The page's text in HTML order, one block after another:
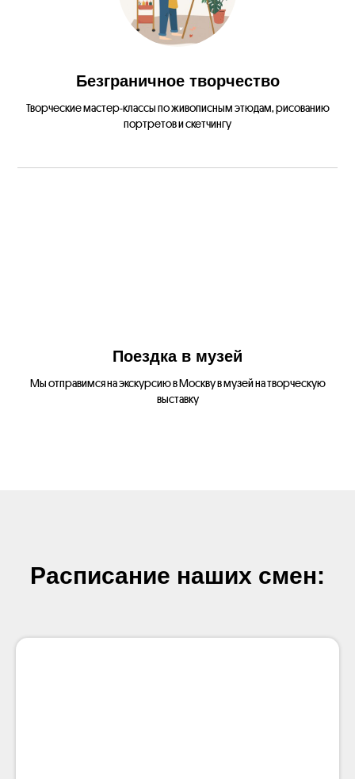
Безграничное творчество
Творческие мастер-классы по живописным этюдам, рисованию
портретов и скетчингу
Поездка в музей
Мы отправимся на экскурсию в Москву в музей на творческую
выставку
Расписание наших смен: